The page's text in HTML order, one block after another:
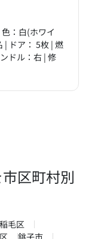
：白(ホワイ
| ドア： 5枚 | 燃
ドル：右 | 修
区町村別
毛区